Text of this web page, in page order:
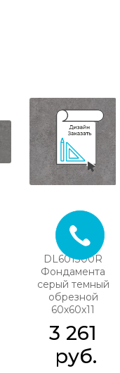
DL601300R
Фондамента
серый темный
обрезной
60х60х11
3 261
руб.